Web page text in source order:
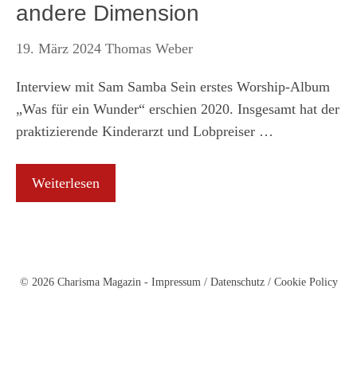
andere Dimension
19. März 2024 Thomas Weber
Interview mit Sam Samba Sein erstes Worship-Album
„Was für ein Wunder“ erschien 2020. Insgesamt hat der
praktizierende Kinderarzt und Lobpreiser …
Weiterlesen
© 2026 Charisma Magazin - Impressum/ Datenschutz/ Cookie Policy